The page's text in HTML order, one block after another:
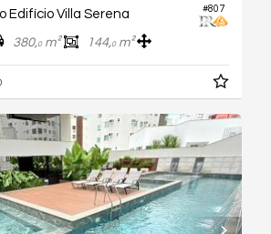
#807
Edifício Villa Serena
380,0m² 144,0m²